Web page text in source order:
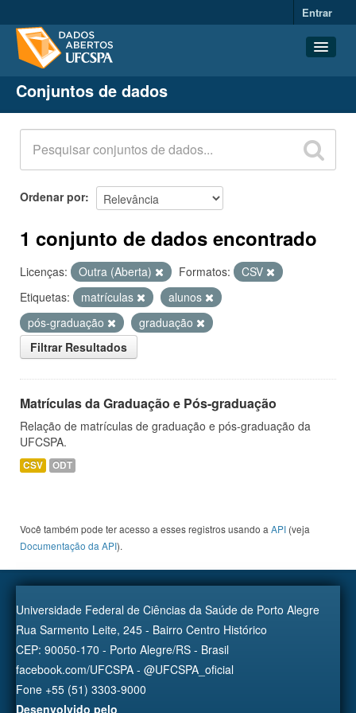
Entrar
Conjuntos de dados
Organizações
Grupos
Sobre
Conjuntos de dados
Ordenar por
1 conjunto de dados encontrado
Licenças: Outra (Aberta) Formatos:
CSV
Etiquetas:
matrículas
alunos
pós-graduação
graduação
Filtrar Resultados
Matrículas da Graduação e Pós-graduação
Relação de matrículas de graduação e pós-graduação da
UFCSPA.
CSV ODT
Você também pode ter acesso a esses registros usando a API (veja
Documentação da API).
Universidade Federal de Ciências da Saúde de Porto Alegre
Rua Sarmento Leite, 245 - Bairro Centro Histórico
CEP: 90050-170 - Porto Alegre/RS - Brasil
facebook.com/UFCSPA - @UFCSPA_oficial
Fone +55 (51) 3303-9000
Desenvolvido pelo